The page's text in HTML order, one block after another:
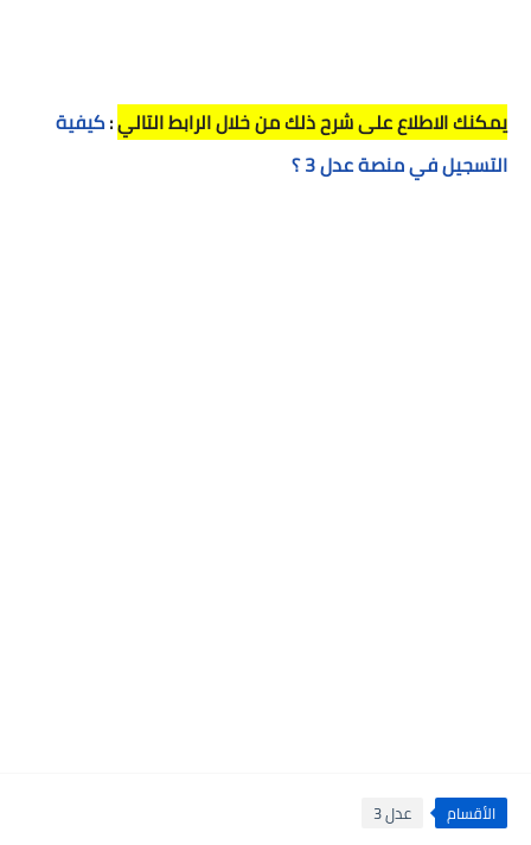
يمكنك الاطلاع على شرح ذلك من خلال الرابط التالي:كيفية
التسجيل في منصة عدل 3 ؟
الأقسام عدل 3